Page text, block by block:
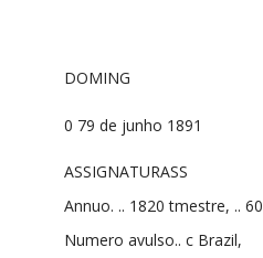
DOMING
0 79 de junho 1891
ASSIGNATURASS
Annuo. .. 1820 tmestre, .. 60
Numero avulso.. c Brazil,